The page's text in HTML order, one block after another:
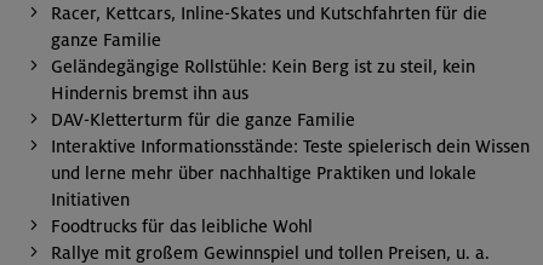
Racer, Kettcars, Inline-Skates und Kutschfahrten für die
ganze Familie
Geländegängige Rollstühle: Kein Berg ist zu steil, kein
Hindernis bremst ihn aus
DAV-Kletterturm für die ganze Familie
Interaktive Informationsstände: Teste spielerisch dein Wissen
und lerne mehr über nachhaltige Praktiken und lokale
Initiativen
Foodtrucks für das leibliche Wohl
Rallye mit großem Gewinnspiel und tollen Preisen, u. a.